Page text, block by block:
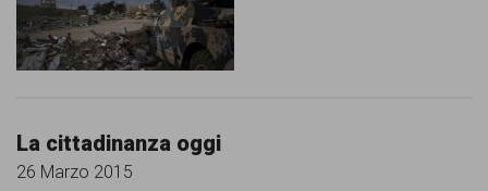
La cittadinanza oggi
26 Marzo 2015